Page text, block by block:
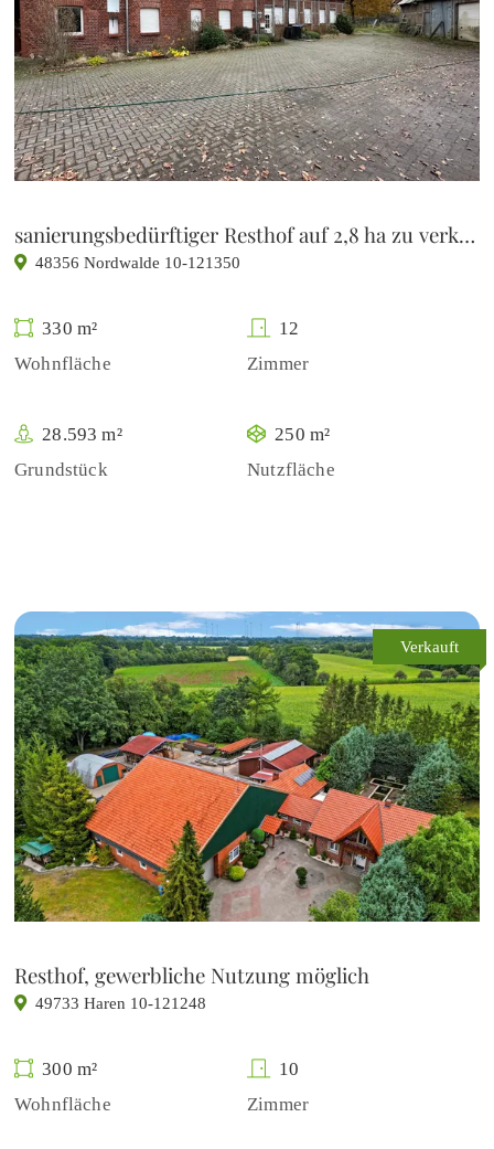
sanierungsbedürftiger Resthof auf 2,8 ha zu verkaufen
48356 Nordwalde 10-121350
330 m²
Wohnfläche
12
Zimmer
28.593 m²
Grundstück
250 m²
Nutzfläche
Verkauft
Resthof, gewerbliche Nutzung möglich
49733 Haren 10-121248
300 m²
Wohnfläche
10
Zimmer